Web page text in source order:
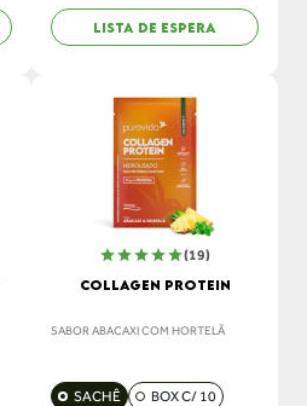
LISTA DE ESPERA
(19)
COLLAGEN PROTEIN
SABOR ABACAXI COM HORTELÃ
SACHÊ BOX C/ 10